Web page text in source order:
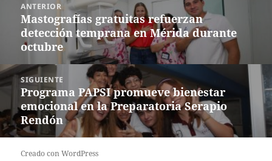
entradas
ANTERIOR
Entrada
anterior:
Mastografías gratuitas refuerzan
detección temprana en Mérida durante
octubre
SIGUIENTE
Siguiente
entrada:
Programa PAPSI promueve bienestar
emocional en la Preparatoria Serapio
Rendón
Creado con WordPress